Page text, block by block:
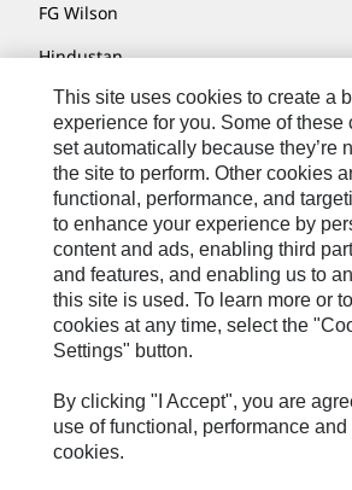
FG Wilson
Hindustan
MaK
MWM
Perkins
Progress Rail
SEM
Solar Turbines
SPM Oil & Gas
Turner Powertrain Systems
This site uses cookies to create a
experience for you. Some of these
set automatically because they’re
the site to perform. Other cookies
functional, performance, and
to enhance your experience by
content and ads, enabling third
and features, and enabling us to
this site is used. To learn more or
cookies at any time, select the
Settings" button.
By clicking "I Accept", you are
use of functional, performance and
cookies.